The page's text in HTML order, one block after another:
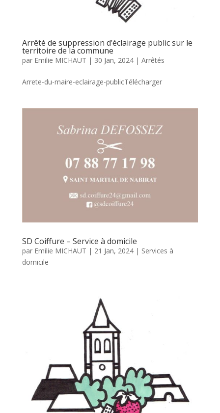
Arrêté de suppression d’éclairage public sur le
territoire de la commune
par Emilie MICHAUT | 30 Jan, 2024| Arrêtés
Arrete-du-maire-eclairage-publicTélécharger
SD Coiffure – Service à domicile
par Emilie MICHAUT | 21 Jan, 2024| Services à
domicile